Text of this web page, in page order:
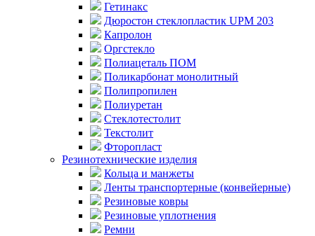
Гетинакс
Дюростон стеклопластик UPM 203
Капролон
Оргстекло
Полиацеталь ПОМ
Поликарбонат монолитный
Полипропилен
Полиуретан
Стеклотестолит
Текстолит
Фторопласт
Резинотехнические изделия
Кольца и манжеты
Ленты транспортерные (конвейерные)
Резиновые ковры
Резиновые уплотнения
Ремни